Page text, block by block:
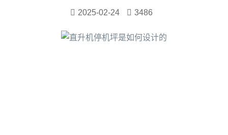
2025-02-24 3486